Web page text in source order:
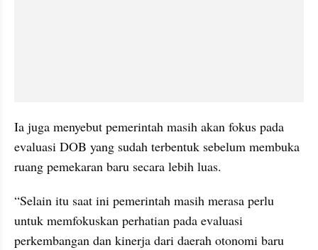
Ia juga menyebut pemerintah masih akan fokus pada
evaluasi DOB yang sudah terbentuk sebelum membuka
ruang pemekaran baru secara lebih luas.
“Selain itu saat ini pemerintah masih merasa perlu
untuk memfokuskan perhatian pada evaluasi
perkembangan dan kinerja dari daerah otonomi baru